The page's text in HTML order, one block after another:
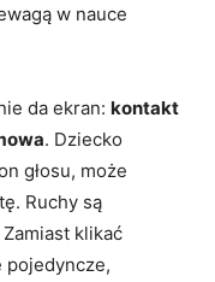
w nauce
da ekran: kontakt
. Dziecko
głosu, może
Ruchy są
klikać
pojedyncze,